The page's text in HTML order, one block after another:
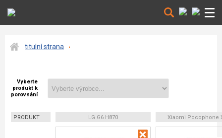
titulní strana
Vyberte
produkt k
porovnání
PRODUKT LG G6 H870 Xiaomi Pocophone